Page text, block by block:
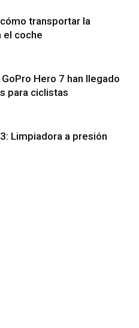
transportar la
el coche
Hero 7 han llegado
para ciclistas
Limpiadora a presión